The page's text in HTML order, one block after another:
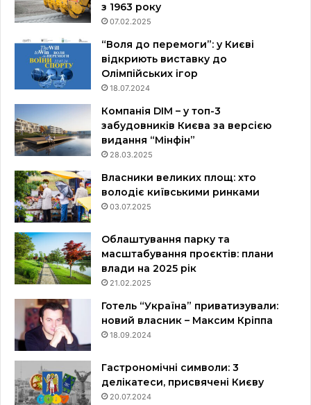
з 1963 року
07.02.2025
“Воля до перемоги”: у Києві
відкриють виставку до
Олімпійських ігор
18.07.2024
Компанія DIM – у топ-3
забудовників Києва за версією
видання “Мінфін”
28.03.2025
Власники великих площ: хто
володіє київськими ринками
03.07.2025
Облаштування парку та
масштабування проєктів: плани
влади на 2025 рік
21.02.2025
Готель “Україна” приватизували:
новий власник – Максим Кріппа
18.09.2024
Гастрономічні символи: 3
делікатеси, присвячені Києву
20.07.2024